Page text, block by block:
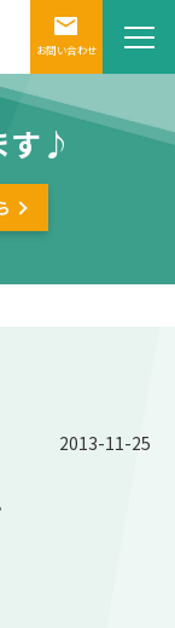
お問い合わせ
す♪
2013-11-25